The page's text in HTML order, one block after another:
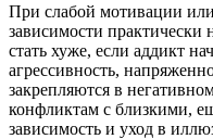
При слабой мотивации
зависимости практически
стать хуже, если аддикт
агрессивность,
закрепляются в
конфликтам с близкими,
зависимость и уход в